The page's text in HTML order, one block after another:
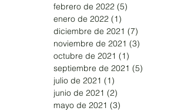
febrero de 2022 (5)
enero de 2022 (1)
diciembre de 2021 (7)
noviembre de 2021 (3)
octubre de 2021 (1)
septiembre de 2021 (5)
julio de 2021 (1)
junio de 2021 (2)
mayo de 2021 (3)